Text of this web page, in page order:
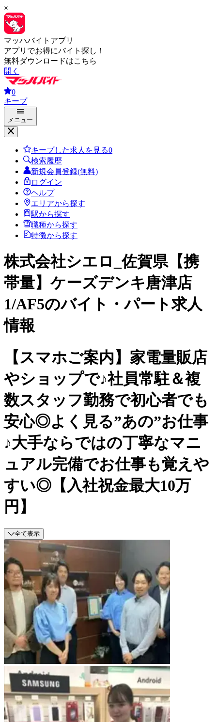
×
マッハバイトアプリ
アプリでお得にバイト探し！
無料ダウンロードはこちら
開く
0
キープ
メニュー
キープした求人を見る0
検索履歴
新規会員登録(無料)
ログイン
ヘルプ
エリアから探す
駅から探す
職種から探す
特徴から探す
株式会社シエロ_佐賀県【携
帯量】ケーズデンキ唐津店
1/AF5のバイト・パート求人
情報
【スマホご案内】家電量販店
やショップで♪社員常駐＆複
数スタッフ勤務で初心者でも
安心◎よく見る”あの”お仕事
♪大手ならではの丁寧なマニ
ュアル完備でお仕事も覚えや
すい◎【入社祝金最大10万
円】
全て表示